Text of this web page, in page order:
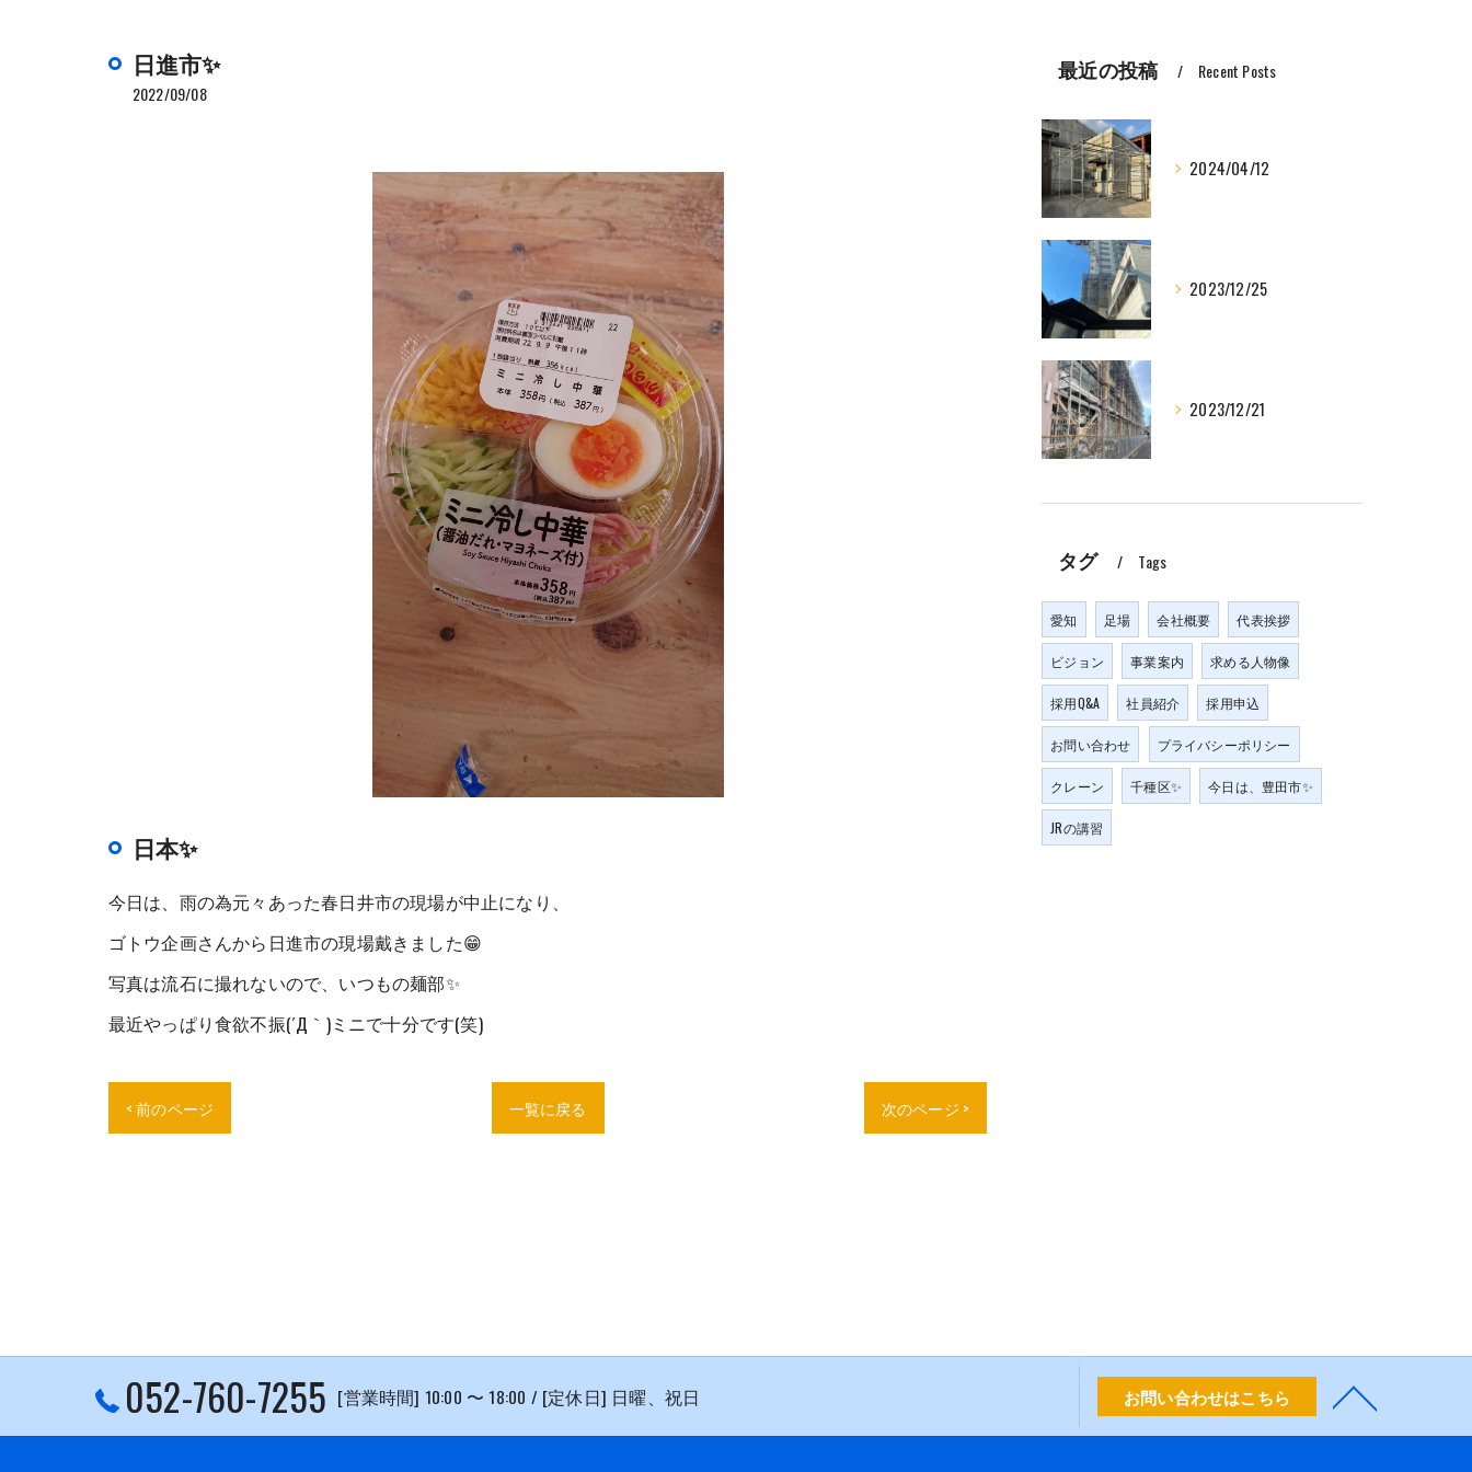
日進市✨
2022/09/08
日本✨
今日は、雨の為元々あった春日井市の現場が中止になり、
ゴトウ企画さんから日進市の現場戴きました😁
写真は流石に撮れないので、いつもの麺部✨
最近やっぱり食欲不振(´Д｀)ミニで十分です(笑)
< 前のページ 一覧に戻る 次のページ >
最近の投稿 Recent Posts
2024/04/12
2023/12/25
2023/12/21
タグ Tags
愛知 足場 会社概要 代表挨拶
ビジョン 事業案内 求める人物像
採用Q&A 社員紹介 採用申込
お問い合わせ プライバシーポリシー
クレーン 千種区✨ 今日は、豊田市✨
JRの講習
052-760-7255 [営業時間] 10:00 〜 18:00 / [定休日] 日曜、祝日 お問い合わせはこちら